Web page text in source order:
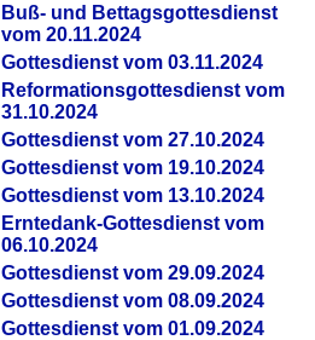
Buß- und Bettagsgottesdienst
vom 20.11.2024
Gottesdienst vom 03.11.2024
Reformationsgottesdienst vom
31.10.2024
Gottesdienst vom 27.10.2024
Gottesdienst vom 19.10.2024
Gottesdienst vom 13.10.2024
Erntedank-Gottesdienst vom
06.10.2024
Gottesdienst vom 29.09.2024
Gottesdienst vom 08.09.2024
Gottesdienst vom 01.09.2024